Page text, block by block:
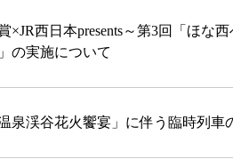
×JR西日本presents～第3回「ほな
の実施について
温泉渓谷花火饗宴」に伴う臨時列車